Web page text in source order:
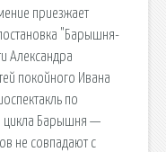
приезжает
"Барышня-
Александра
покойного Ивана
по
цикла Барышня —
не совпадают с